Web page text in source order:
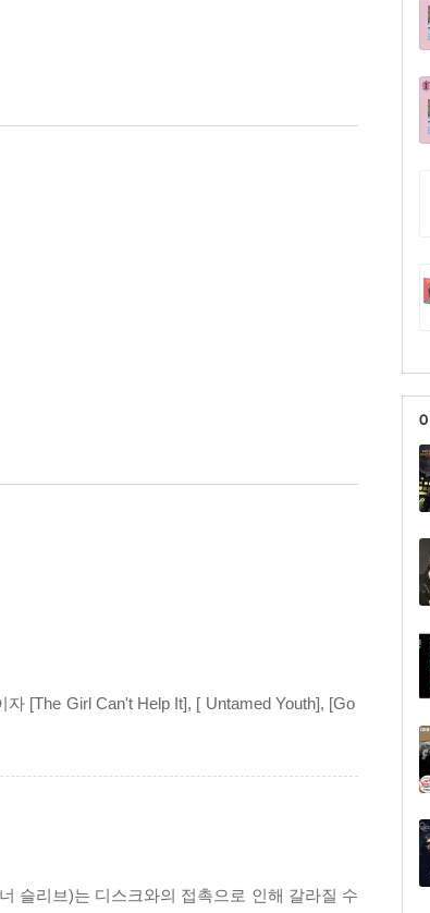
[The Girl Can't Help It], [ Untamed Youth], [Go
슬리브)는 디스크와의 접촉으로 인해 갈라질 수